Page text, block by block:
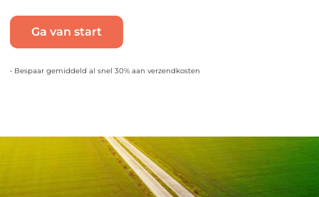
Ga van start
• Bespaar gemiddeld al snel 30% aan verzendkosten